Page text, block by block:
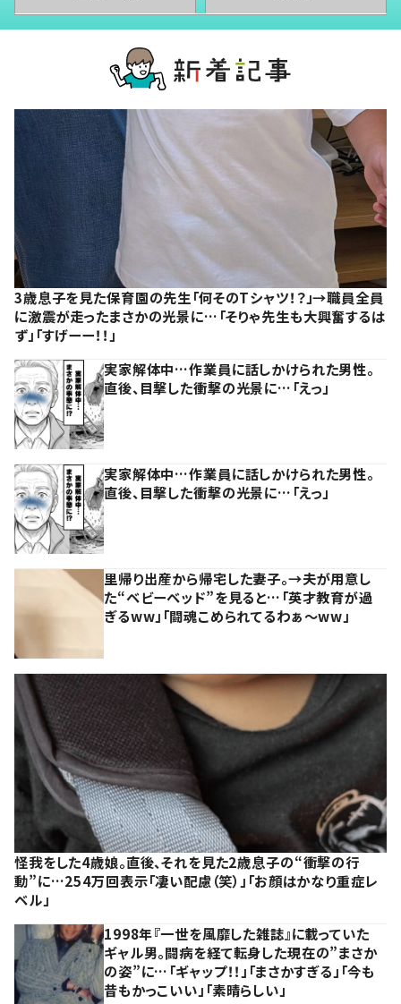
3歳息子を見た保育園の先生「何そのTシャツ！？」→職員全員
に激震が走ったまさかの光景に…「そりゃ先生も大興奮するは
ず」「すげーー！！」
実家解体中…作業員に話しかけられた男性。
直後、目撃した衝撃の光景に…「えっ」
実家解体中…作業員に話しかけられた男性。
直後、目撃した衝撃の光景に…「えっ」
里帰り出産から帰宅した妻子。→夫が用意し
た“ベビーベッド”を見ると…「英才教育が過
ぎるww」「闘魂こめられてるわぁ～ww」
怪我をした4歳娘。直後、それを見た2歳息子の“衝撃の行
動”に…254万回表示「凄い配慮（笑）」「お顔はかなり重症レ
ベル」
1998年『一世を風靡した雑誌』に載っていた
ギャル男。闘病を経て転身した現在の”まさか
の姿”に…「ギャップ！！」「まさかすぎる」「今も
昔もかっこいい」「素晴らしい」